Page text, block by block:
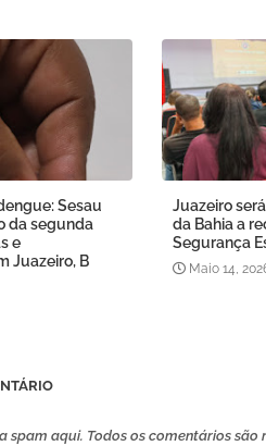
Sesau
da segunda
e
Juazeiro, B
Juazeiro
da Bahia a
Segurança
Maio 14,
spam aqui. Todos os comentários